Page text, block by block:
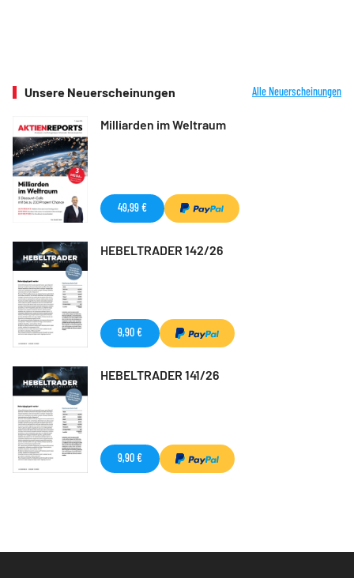
Unsere Neuerscheinungen Alle Neuerscheinungen
Milliarden im Weltraum
49,99 €
HEBELTRADER 142/26
9,90 €
HEBELTRADER 141/26
9,90 €